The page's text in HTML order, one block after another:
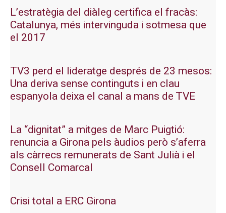
L’estratègia del diàleg certifica el fracàs:
Catalunya, més intervinguda i sotmesa que
el 2017
TV3 perd el lideratge després de 23 mesos:
Una deriva sense continguts i en clau
espanyola deixa el canal a mans de TVE
La “dignitat” a mitges de Marc Puigtió:
renuncia a Girona pels àudios però s’aferra
als càrrecs remunerats de Sant Julià i el
Consell Comarcal
Crisi total a ERC Girona